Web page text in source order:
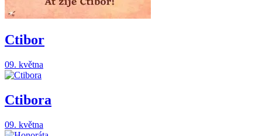
Ctibor
09. května
Ctibora
09. května